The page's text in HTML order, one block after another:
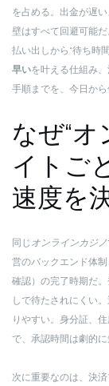
を占める。出金が遅
壁はすべて回避可能だ
払い出しから“待ち時
早いを叶える仕組み
手順までを、今日から
なぜ“オ
イトご
速度を
同じ オンラインカジノ
営のバックエンド体
確認）の完了時期だ
しで待たされにくい
りやすい。身分証、
で、承認時間は劇的に
次に重要なのは、決済